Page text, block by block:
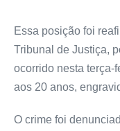
Essa posição foi
Tribunal de Justiça,
ocorrido nesta terça-
aos 20 anos,
O crime foi